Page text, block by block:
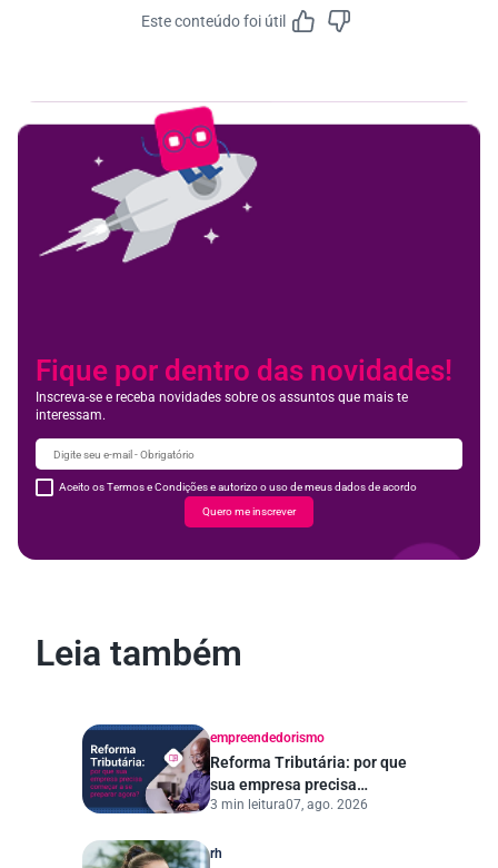
Este conteúdo foi útil
Fique por dentro das novidades!
Inscreva-se e receba novidades sobre os assuntos que mais te
interessam.
Aceito os Termos e Condições e autorizo o uso de meus dados de acordo
Quero me inscrever
Leia também
empreendedorismo
Reforma Tributária: por que
sua empresa precisa
começar a se preparar
3 min leitura07, ago. 2026
rh